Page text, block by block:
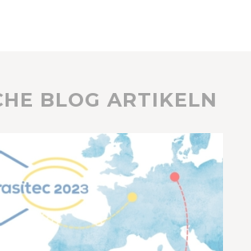
BLOG ARTIKELN